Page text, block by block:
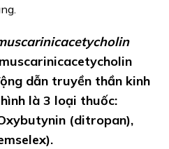
dẫn truyền thần kinh
là 3 loại thuốc:
(ditropan),